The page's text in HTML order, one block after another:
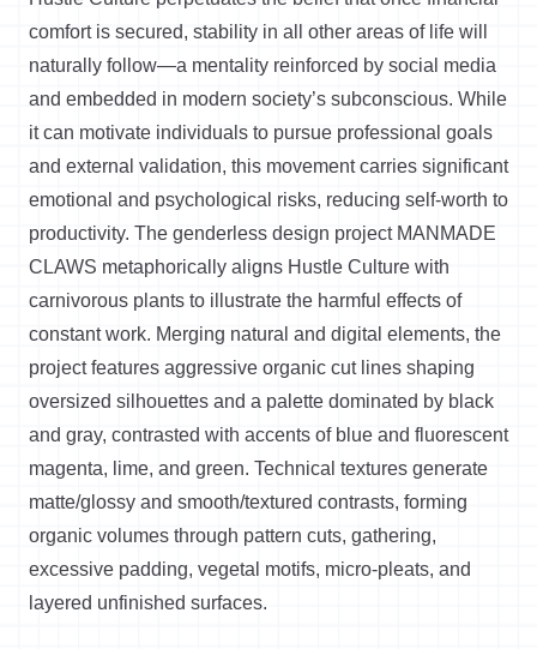
comfort is secured, stability in all other areas of life will
naturally follow—a mentality reinforced by social media
and embedded in modern society’s subconscious. While
it can motivate individuals to pursue professional goals
and external validation, this movement carries significant
emotional and psychological risks, reducing self-worth to
productivity. The genderless design project MANMADE
CLAWS metaphorically aligns Hustle Culture with
carnivorous plants to illustrate the harmful effects of
constant work. Merging natural and digital elements, the
project features aggressive organic cut lines shaping
oversized silhouettes and a palette dominated by black
and gray, contrasted with accents of blue and fluorescent
magenta, lime, and green. Technical textures generate
matte/glossy and smooth/textured contrasts, forming
organic volumes through pattern cuts, gathering,
excessive padding, vegetal motifs, micro-pleats, and
layered unfinished surfaces.